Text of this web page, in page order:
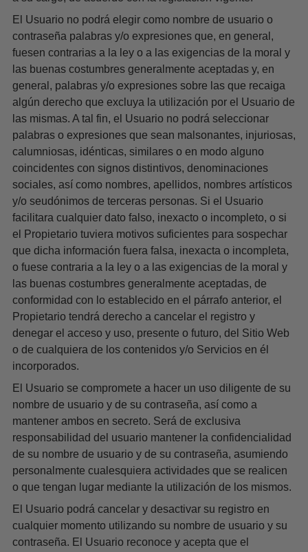
El Usuario no podrá elegir como nombre de usuario o
contraseña palabras y/o expresiones que, en general,
fuesen contrarias a la ley o a las exigencias de la moral y
las buenas costumbres generalmente aceptadas y, en
general, palabras y/o expresiones sobre las que recaiga
algún derecho que excluya la utilización por el Usuario de
las mismas. A tal fin, el Usuario no podrá seleccionar
palabras o expresiones que sean malsonantes, injuriosas,
calumniosas, idénticas, similares o en modo alguno
coincidentes con signos distintivos, denominaciones
sociales, así como nombres, apellidos, nombres artísticos
y/o seudónimos de terceras personas. Si el Usuario
facilitara cualquier dato falso, inexacto o incompleto, o si
el Propietario tuviera motivos suficientes para sospechar
que dicha información fuera falsa, inexacta o incompleta,
o fuese contraria a la ley o a las exigencias de la moral y
las buenas costumbres generalmente aceptadas, de
conformidad con lo establecido en el párrafo anterior, el
Propietario tendrá derecho a cancelar el registro y
denegar el acceso y uso, presente o futuro, del Sitio Web
o de cualquiera de los contenidos y/o Servicios en él
incorporados.
El Usuario se compromete a hacer un uso diligente de su
nombre de usuario y de su contraseña, así como a
mantener ambos en secreto. Será de exclusiva
responsabilidad del usuario mantener la confidencialidad
de su nombre de usuario y de su contraseña, asumiendo
personalmente cualesquiera actividades que se realicen
o que tengan lugar mediante la utilización de los mismos.
El Usuario podrá cancelar y desactivar su registro en
cualquier momento utilizando su nombre de usuario y su
contraseña. El Usuario reconoce y acepta que el